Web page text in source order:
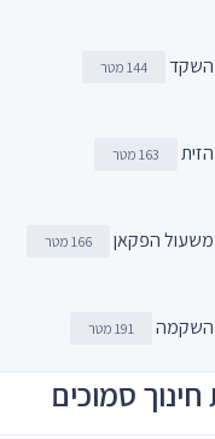
השקד 144 מטר
163 מטר
משעול הפקאן 166 מטר
השקמה 191 מטר
סמוכים